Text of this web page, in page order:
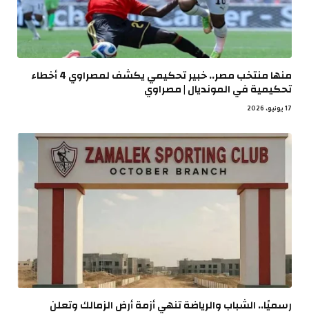
منها منتخب مصر.. خبير تحكيمي يكشف لمصراوي 4 أخطاء
تحكيمية في المونديال | مصراوي
17 يونيو، 2026
رسميًا.. الشباب والرياضة تنهي أزمة أرض الزمالك وتعلن